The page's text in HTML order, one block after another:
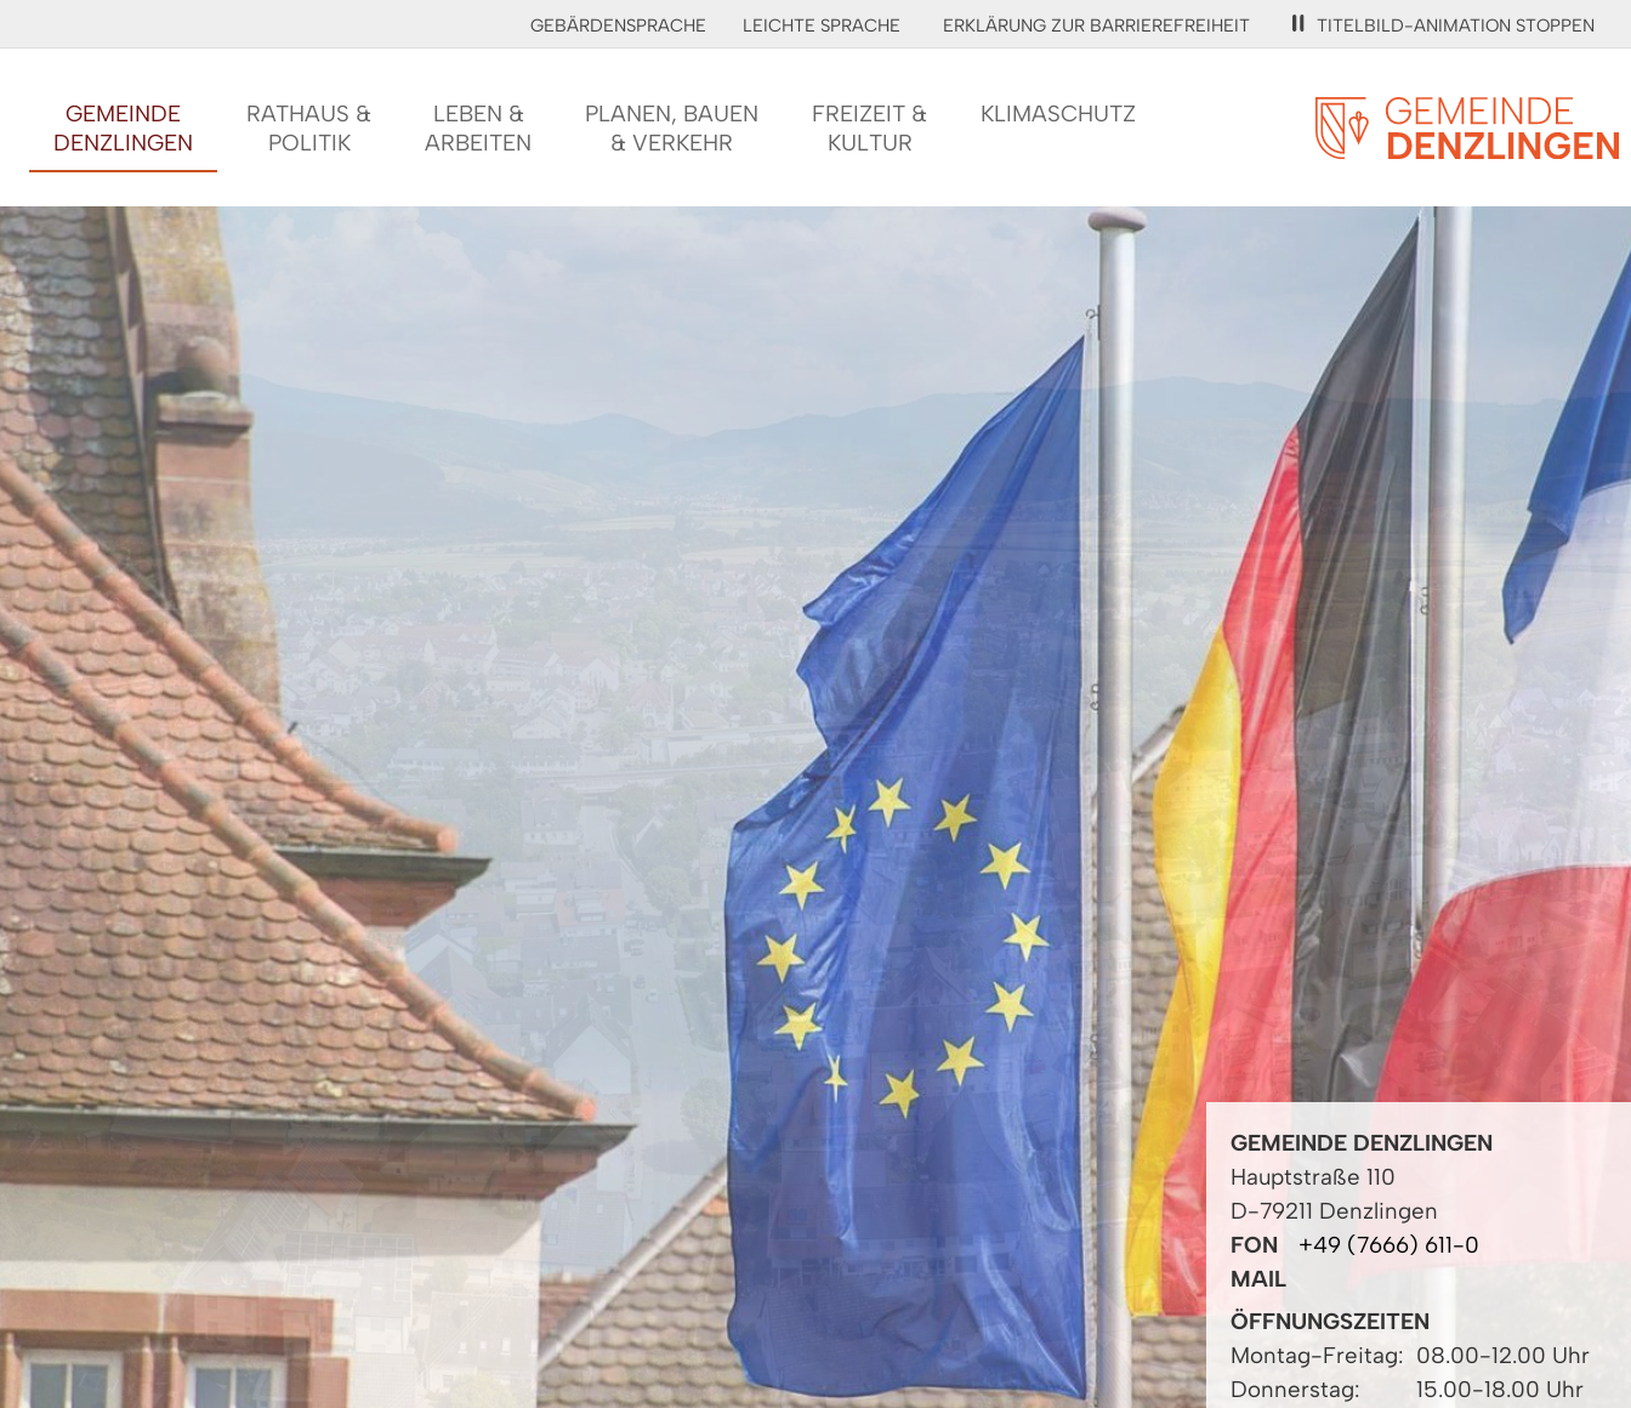
GEBÄRDENSPRACHE LEICHTE SPRACHE ERKLÄRUNG ZUR BARRIEREFREIHEIT TITELBILD-ANIMATION STOPPEN
GEMEINDE
DENZLINGEN
RATHAUS &
POLITIK
LEBEN &
ARBEITEN
PLANEN, BAUEN
& VERKEHR
FREIZEIT &
KULTUR
KLIMASCHUTZ
GEMEINDE DENZLINGEN
Hauptstraße 110
D-79211 Denzlingen
FON
+49 (7666) 611-0
MAIL
ÖFFNUNGSZEITEN
Montag-Freitag: 08.00-12.00 Uhr
Donnerstag:
15.00-18.00 Uhr